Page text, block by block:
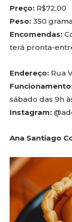
Preço: R$72,00
Peso: 350
Encomendas:
terá pronta-
Endereço: Rua
sábado das 9h
Instagram:
Ana Santiago